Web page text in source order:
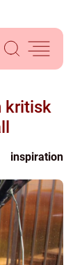
kritisk
inspiration